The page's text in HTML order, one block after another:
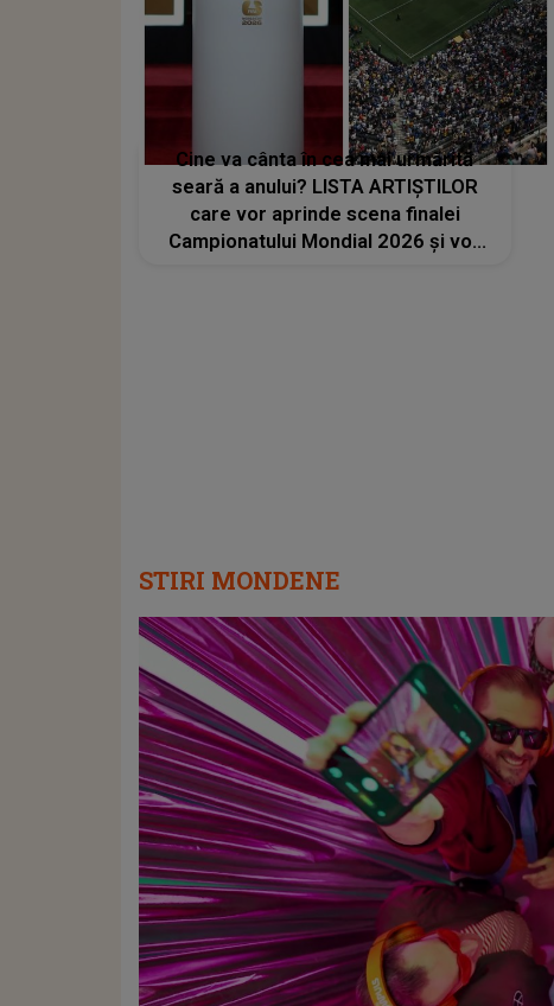
Cine va cânta în cea mai urmărită
seară a anului? LISTA ARTIȘTILOR
care vor aprinde scena finalei
Campionatului Mondial 2026 și vor
STIRI MONDENE